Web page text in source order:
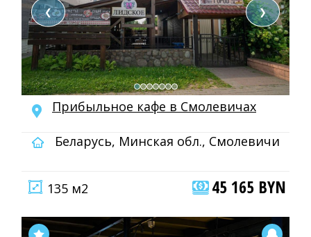
❮ ❯
Прибыльное кафе в Смолевичах
Беларусь, Минская обл., Смолевичи
135 м2 45 165 BYN